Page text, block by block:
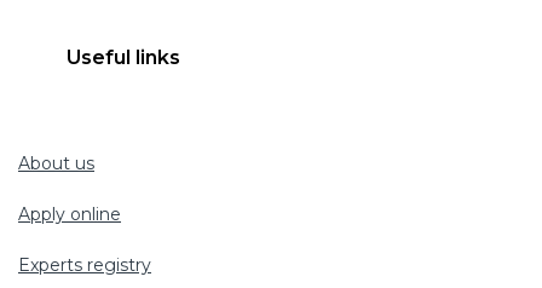
Useful links
About us
Apply online
Experts registry